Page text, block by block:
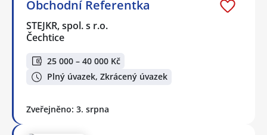
Obchodní Referentka
STEJKR, spol. s r.o.
Čechtice
25 000 – 40 000 Kč
Plný úvazek, Zkrácený úvazek
Zveřejněno: 3. srpna